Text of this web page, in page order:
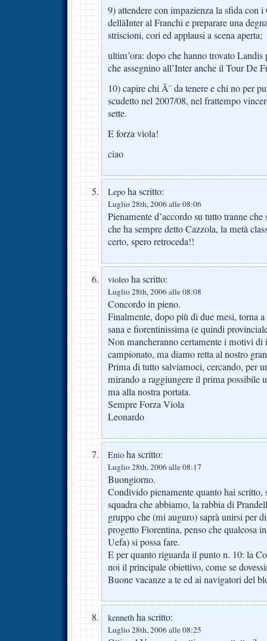
9) attendere con impazienza la sfida con i
dellâInter al Franchi e preparare una
striscioni, cori ed applausi a scena aperta;
ultim’ora: dopo che hanno trovato
che assegnino all’Inter anche il Tour De
10) capire chi Ã¨ da tenere e chi no per
scudetto nel 2007/08, nel frattempo
sette.
E forza viola!
ciao
Lepo ha scritto:
Luglio 28th, 2006 alle 08:06
Pienamente d’accordo su tutto tranne
che ha sempre detto Cazzola, la metà
certo, spero retroceda!!
violeo ha scritto:
Luglio 28th, 2006 alle 08:08
Concordo in pieno.
Finalmente, dopo più di due mesi, torna
sana e fiorentinissima (e quindi
Non mancheranno certamente i motivi di
campionato, ma diamo retta al nostro
Prima di tutto salviamoci, cercando, per
mirando a raggiungere il prima possibile
ma alla nostra portata.
Sempre Forza Viola
Leonardo
Enio ha scritto:
Luglio 28th, 2006 alle 08:17
Buongiorno.
Condivido pienamente quanto hai
squadra che abbiamo, la rabbia di
gruppo che (mi auguro) saprà unirsi per
progetto Fiorentina, penso che qualcosa
Uefa) si possa fare.
E per quanto riguarda il punto n. 10: la
noi il principale obiettivo, come se
Buone vacanze a te ed ai navigatori del
kenneth ha scritto:
Luglio 28th, 2006 alle 08:25